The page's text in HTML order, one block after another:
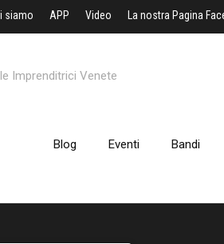
siamo APP Video La nostra Pagina
Blog Eventi Bandi